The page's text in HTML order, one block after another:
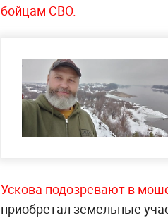
бойцам СВО.
Ускова подозревают в
приобретал земельные